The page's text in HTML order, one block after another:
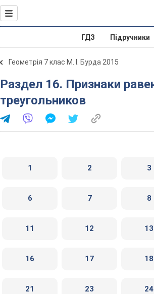
ГДЗ Підручники
Геометрія 7 клас М. І. Бурда 2015
Раздел 16. Признаки равенства прямоугольных
треугольников
1 2 3
6 7 8
11 12 13
16 17 18
21 23 24